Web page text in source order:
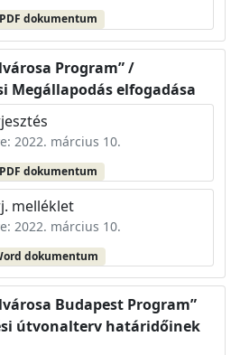
PDF dokumentum
Program” /
Megállapodás elfogadása
2022. március 10.
PDF dokumentum
melléklet
2022. március 10.
dokumentum
Budapest Program”
útvonalterv határidőinek